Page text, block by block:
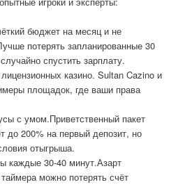
бюджет на месяц и не
потерять запланированные 30
спустить зарплату.
казино. Sultan Cazino и
площадок, где ваши права
с умом.Приветственный пакет
до 200% на первый депозит, но
отыгрыша.
каждые 30-40 минут.Азарт
таймера можно потерять счёт